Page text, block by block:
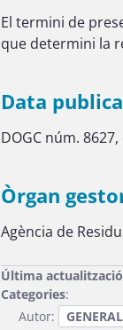
El termini de
que determini la
Data
DOGC núm.
Òrgan
Agència de
Última actualització
Categories:
Autor: